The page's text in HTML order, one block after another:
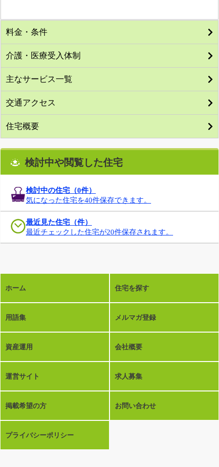
料金・条件
介護・医療受入体制
主なサービス一覧
交通アクセス
住宅概要
検討中や閲覧した住宅
検討中の住宅（0件）
気になった住宅を40件保存できます。
最近見た住宅（件）
最近チェックした住宅が20件保存されます。
ホーム 住宅を探す
用語集 メルマガ登録
資産運用 会社概要
運営サイト 求人募集
掲載希望の方 お問い合わせ
プライバシーポリシー